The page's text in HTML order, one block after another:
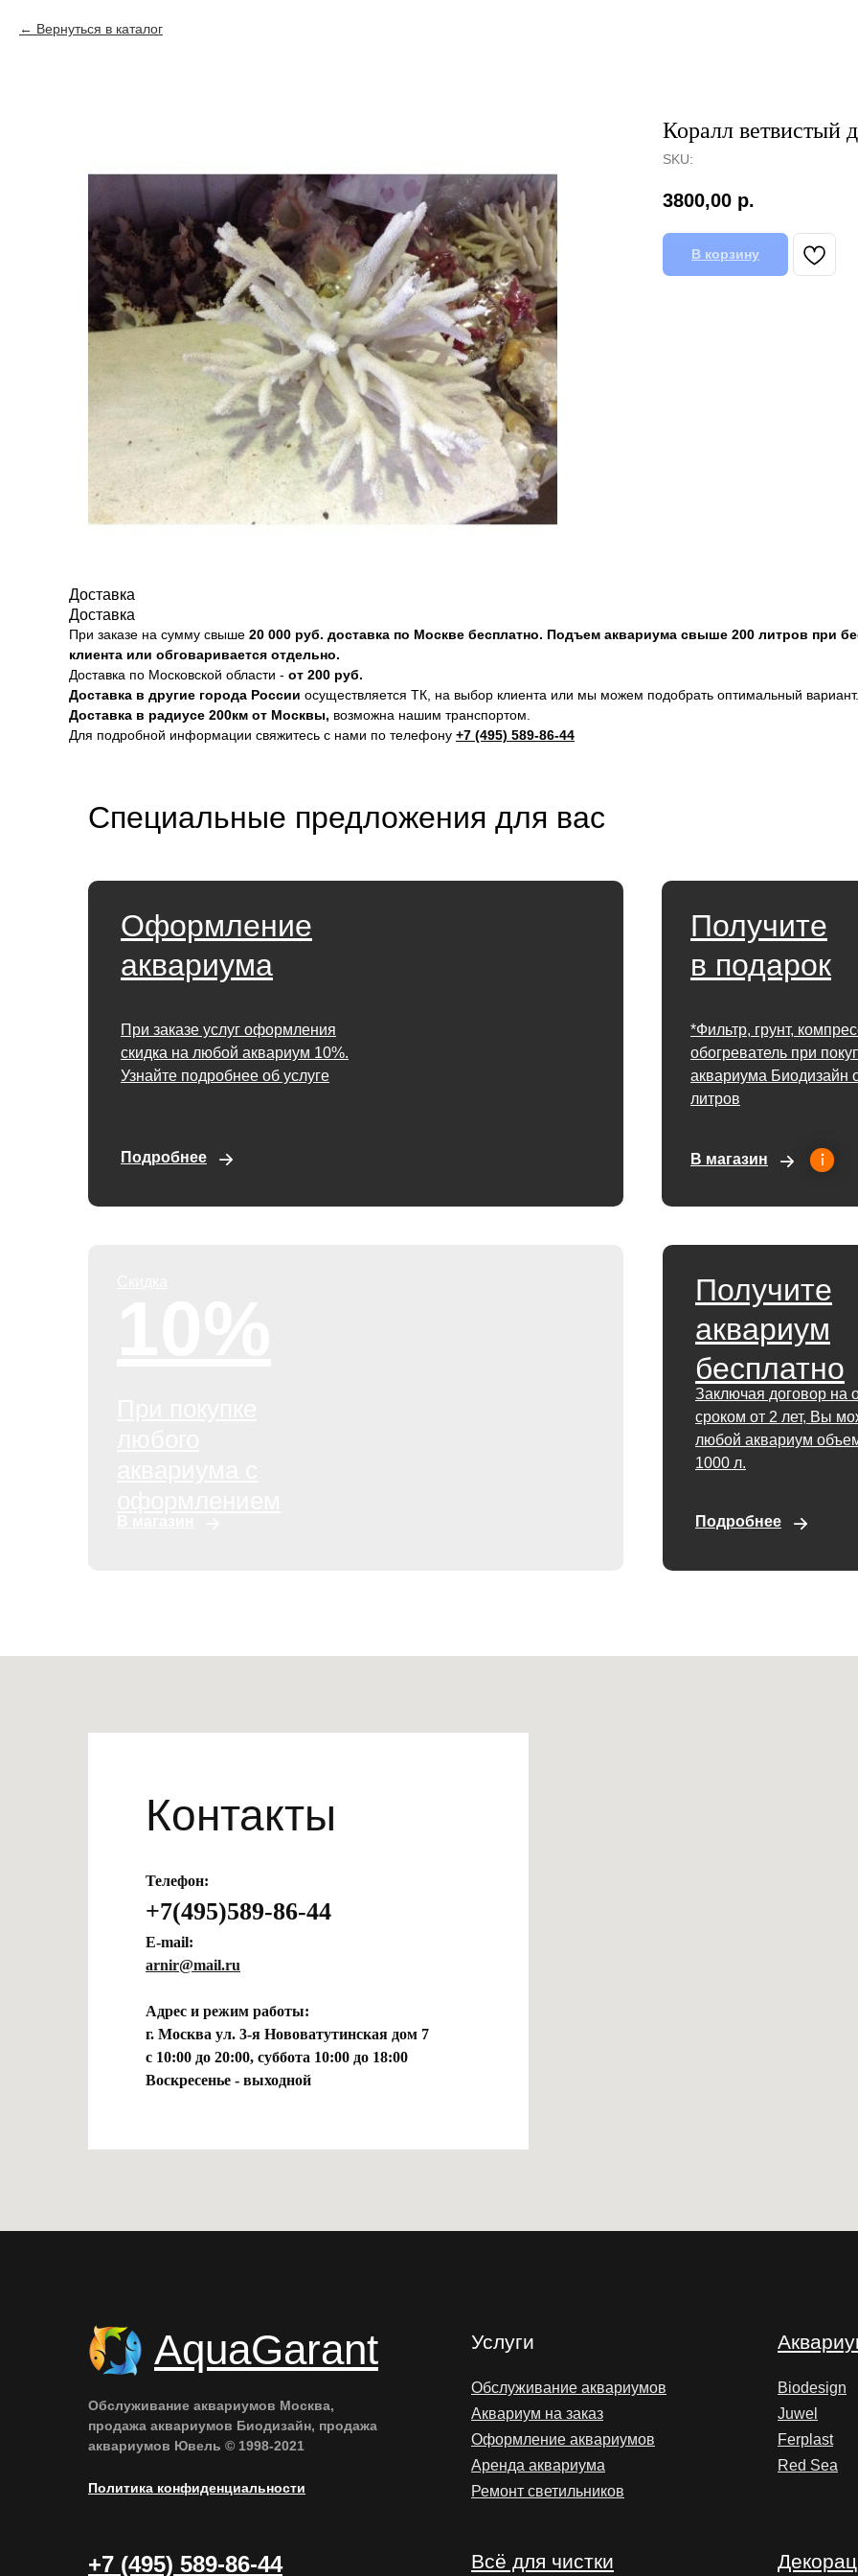
Вернуться в каталог
Коралл ветвистый
SKU:
3800,00 р.
В корзину
Доставка
Доставка
При заказе на сумму свыше 20 000 руб. доставка по Москве бесплатно. Подъем аквариума свыше 200 литров при
клиента или обговаривается отдельно.
Доставка по Московской области - от 200 руб.
Доставка в другие города России осуществляется ТК, на выбор клиента или мы можем подобрать оптимальный вариант.
Доставка в радиусе 200км от Москвы, возможна нашим транспортом.
Для подробной информации свяжитесь с нами по телефону +7 (495) 589-86-44
Получите
аквариум
бесплатно
Заключая договор на
сроком от 2 лет, Вы
любой аквариум
1000 л.
Подробнее
Получите
в подарок
В магазин
*Фильтр, грунт,
обогреватель при
аквариума Биодизайн
литров
Оформление
аквариума
При заказе услуг оформления
скидка на любой аквариум 10%.
Узнайте подробнее об услуге
Подробнее
Специальные предложения для вас
Контакты
Телефон:
+7(495)589-86-44
E-mail:
arnir@mail.ru
Адрес и режим работы:
г. Москва ул. 3-я Нововатутинская дом 7
с 10:00 до 20:00, суббота 10:00 до 18:00
Воскресенье - выходной
Biodesign
Juwel
Ferplast
Red Sea
Всё для чистки
Услуги
Обслуживание аквариумов
Аквариум на заказ
Оформление аквариумов
Аренда аквариума
Ремонт светильников
Политика конфиденциальности
Обслуживание аквариумов Москва,
продажа аквариумов Биодизайн, продажа
аквариумов Ювель © 1998-2021
+7 (495) 589-86-44
AquaGarant